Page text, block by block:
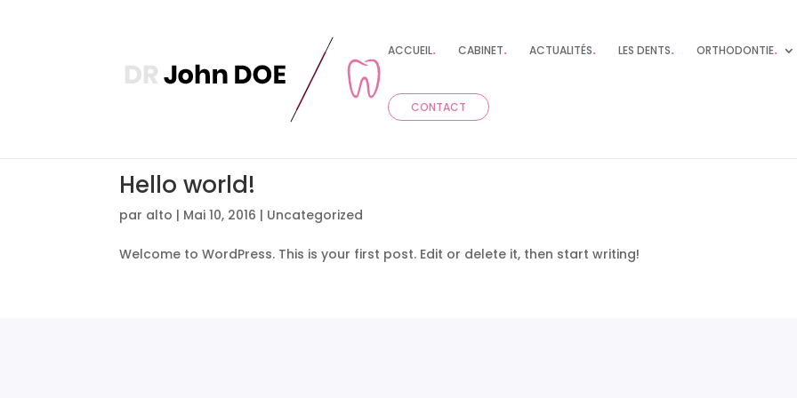
ACCUEIL. CABINET. ACTUALITÉS. LES DENTS. ORTHODONTIE.
CONTACT
Hello world!
par alto | Mai 10, 2016 | Uncategorized
Welcome to WordPress. This is your first post. Edit or delete it, then start writing!